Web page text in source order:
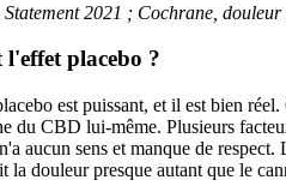
2021 ; Cochrane,
placebo ?
est puissant, et il est bien
du CBD lui-même. Plusieurs
aucun sens et manque de
la douleur presque autant que le